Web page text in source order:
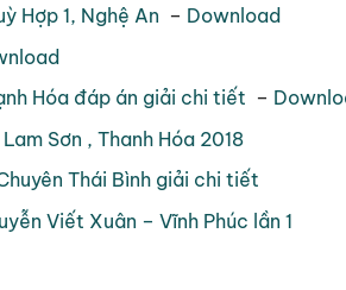
Hợp 1, Nghệ An – Download
Hóa đáp án giải chi tiết –
Sơn , Thanh Hóa 2018
Thái Bình giải chi tiết
Viết Xuân – Vĩnh Phúc lần 1